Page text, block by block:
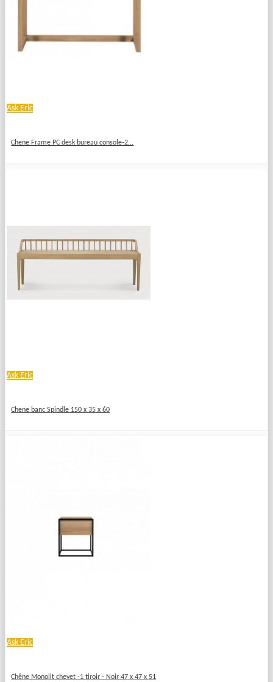
Ask Eric
Chene Frame PC desk bureau console-2...
Ask Eric
Chene banc Spindle 150 x 35 x 60
Ask Eric
Chêne Monolit chevet -1 tiroir - Noir 47 x 47 x 51